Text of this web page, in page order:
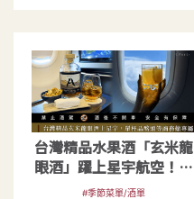
台灣精品水果酒「玄米龍
眼酒」躍上星宇航空！專
屬特調奢享搭機時光
#季節菜單/酒單